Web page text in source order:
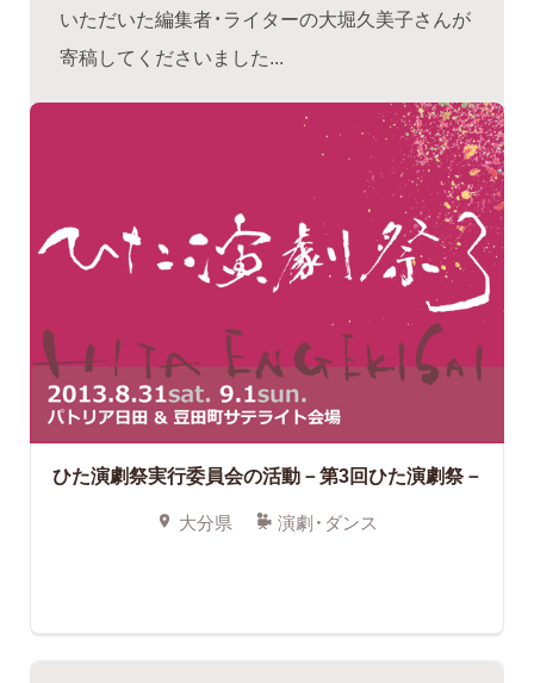
いただいた編集者・ライターの大堀久美子さんが
寄稿してくださいました...
ひた演劇祭実行委員会の活動－第3回ひた演劇祭－
大分県 演劇・ダンス